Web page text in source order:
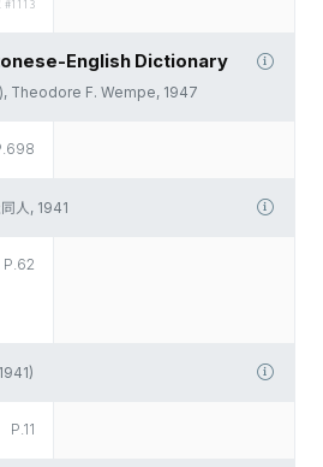
#1113
English Dictionary
Theodore F. Wempe, 1947
人, 1941
P.62
P.11